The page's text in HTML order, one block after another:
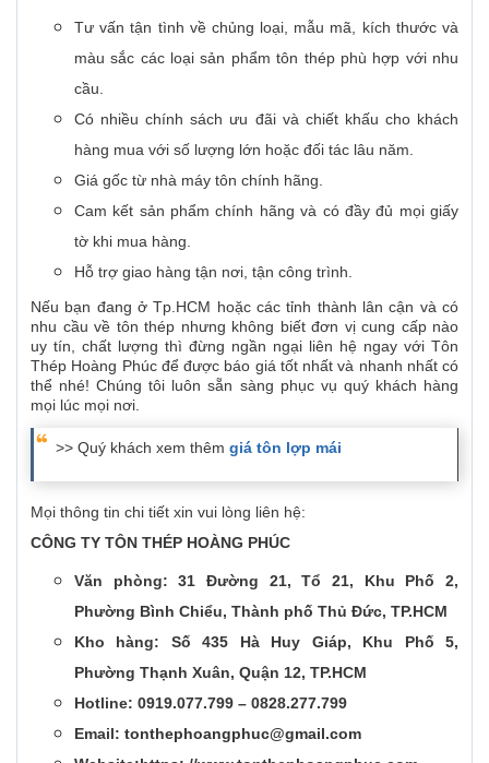
Tư vấn tận tình về chủng loại, mẫu mã, kích thước và
màu sắc các loại sản phẩm tôn thép phù hợp với nhu
cầu.
Có nhiều chính sách ưu đãi và chiết khấu cho khách
hàng mua với số lượng lớn hoặc đối tác lâu năm.
Giá gốc từ nhà máy tôn chính hãng.
Cam kết sản phẩm chính hãng và có đầy đủ mọi giấy
tờ khi mua hàng.
Hỗ trợ giao hàng tận nơi, tận công trình.
Nếu bạn đang ở Tp.HCM hoặc các tỉnh thành lân cận và có
nhu cầu về tôn thép nhưng không biết đơn vị cung cấp nào
uy tín, chất lượng thì đừng ngần ngại liên hệ ngay với Tôn
Thép Hoàng Phúc để được báo giá tốt nhất và nhanh nhất có
thể nhé! Chúng tôi luôn sẵn sàng phục vụ quý khách hàng
mọi lúc mọi nơi.
>> Quý khách xem thêm giá tôn lợp mái
Mọi thông tin chi tiết xin vui lòng liên hệ:
CÔNG TY TÔN THÉP HOÀNG PHÚC
Văn phòng: 31 Đường 21, Tổ 21, Khu Phố 2,
Phường Bình Chiểu, Thành phố Thủ Đức, TP.HCM
Kho hàng: Số 435 Hà Huy Giáp, Khu Phố 5,
Phường Thạnh Xuân, Quận 12, TP.HCM
Hotline: 0919.077.799 – 0828.277.799
Email: tonthephoangphuc@gmail.com